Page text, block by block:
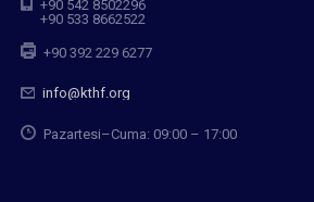
+90 542 8502296
+90 533 8662522
+90 392 229 6277
info@kthf.org
Pazartesi–Cuma: 09:00 – 17:00